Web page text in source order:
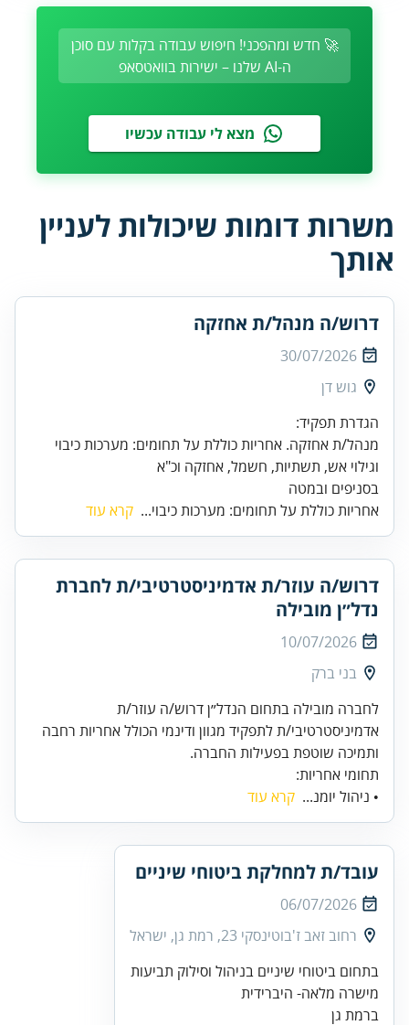
🚀 חדש ומהפכני! חיפוש עבודה בקלות עם סוכן
ה-AI שלנו – ישירות בוואטסאפ
מצא לי עבודה עכשיו
משרות דומות שיכולות לעניין
אותך
דרוש/ה מנהל/ת אחזקה
30/07/2026
גוש דן
מנהל/ת אחזקה. אחריות כוללת על תחומים: מערכות כיבוי
בסניפים ובמטה
אחריות כוללת על תחומים: מערכות כיבוי... קרא עוד
דרוש/ה עוזר/ת אדמיניסטרטיבי/ת לחברת
נדל״ן מובילה
10/07/2026
בני ברק
לחברה מובילה בתחום הנדל״ן דרוש/ה עוזר/ת
אדמיניסטרטיבי/ת לתפקיד מגוון ודינמי הכולל אחריות רחבה
ותמיכה שוטפת בפעילות החברה.
תחומי אחריות:
• ניהול יומנ... קרא עוד
עובד/ת למחלקת ביטוחי שיניים
06/07/2026
רחוב זאב ז'בוטינסקי 23, רמת גן, ישראל